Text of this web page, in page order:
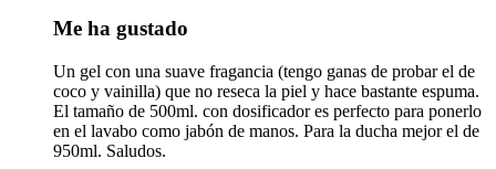
Me ha gustado
Un gel con una suave fragancia (tengo ganas de probar el de
coco y vainilla) que no reseca la piel y hace bastante espuma.
El tamaño de 500ml. con dosificador es perfecto para ponerlo
en el lavabo como jabón de manos. Para la ducha mejor el de
950ml. Saludos.